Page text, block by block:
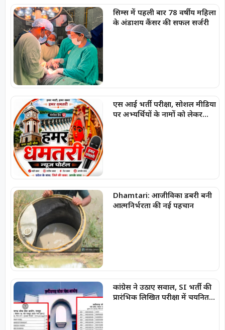
सिम्स में पहली बार 78 वर्षीय महिला
के अंडाशय कैंसर की सफल सर्जरी
एस आई भर्ती परीक्षा, सोशल मीडिया
पर अभ्यर्थियों के नामों को लेकर
Dhamtari: आजीविका डबरी बनी
आत्मनिर्भरता की नई पहचान
कांग्रेस ने उठाए सवाल, SI भर्ती की
प्रारंभिक लिखित परीक्षा में चयनित